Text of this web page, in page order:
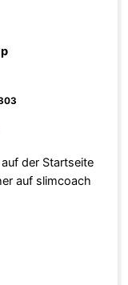
der Startseite
auf slimcoach